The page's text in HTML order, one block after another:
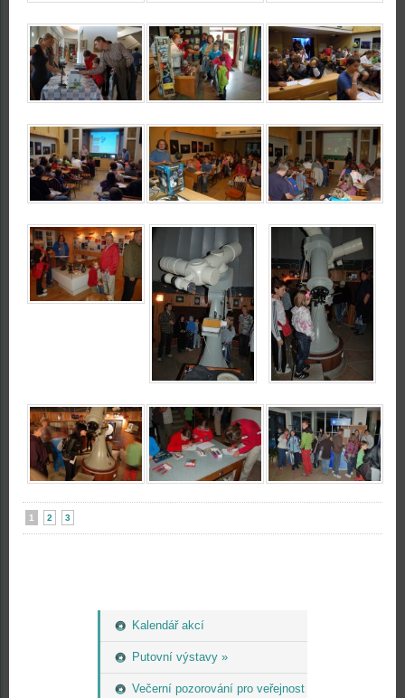
Kalendář akcí
Putovní výstavy »
Večerní pozorování pro veřejnost
1 2 3